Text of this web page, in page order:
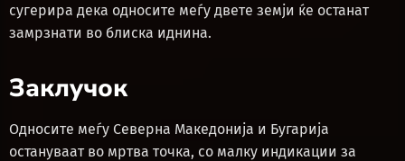
сугерира дека односите меѓу двете земји ќе останат
замрзнати во блиска иднина.
Заклучок
Односите меѓу Северна Македонија и Бугарија
остануваат во мртва точка, со малку индикации за